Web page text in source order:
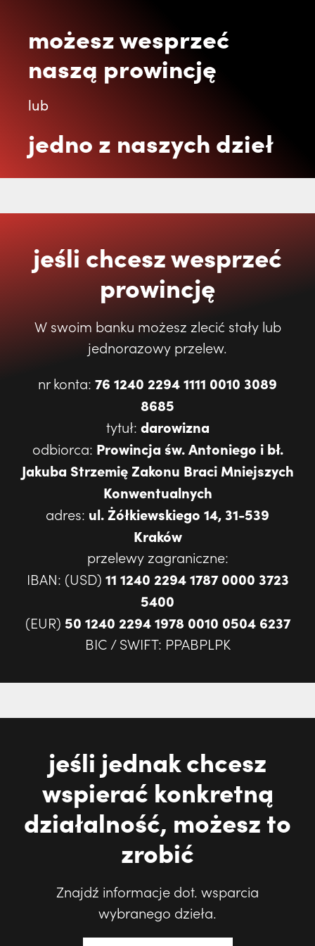
możesz wesprzeć
naszą prowincję
lub
jedno z naszych dzieł
jeśli chcesz wesprzeć
prowincję
W swoim banku możesz zlecić stały lub
jednorazowy przelew.
nr konta: 76 1240 2294 1111 0010 3089
8685
tytuł: darowizna
odbiorca: Prowincja św. Antoniego i bł.
Jakuba Strzemię Zakonu Braci Mniejszych
Konwentualnych
adres: ul. Żółkiewskiego 14, 31-539
Kraków
przelewy zagraniczne:
IBAN: (USD) 11 1240 2294 1787 0000 3723
5400
(EUR) 50 1240 2294 1978 0010 0504 6237
BIC / SWIFT: PPABPLPK
jeśli jednak chcesz
wspierać konkretną
działalność, możesz to
zrobić
Znajdź informacje dot. wsparcia
wybranego dzieła.